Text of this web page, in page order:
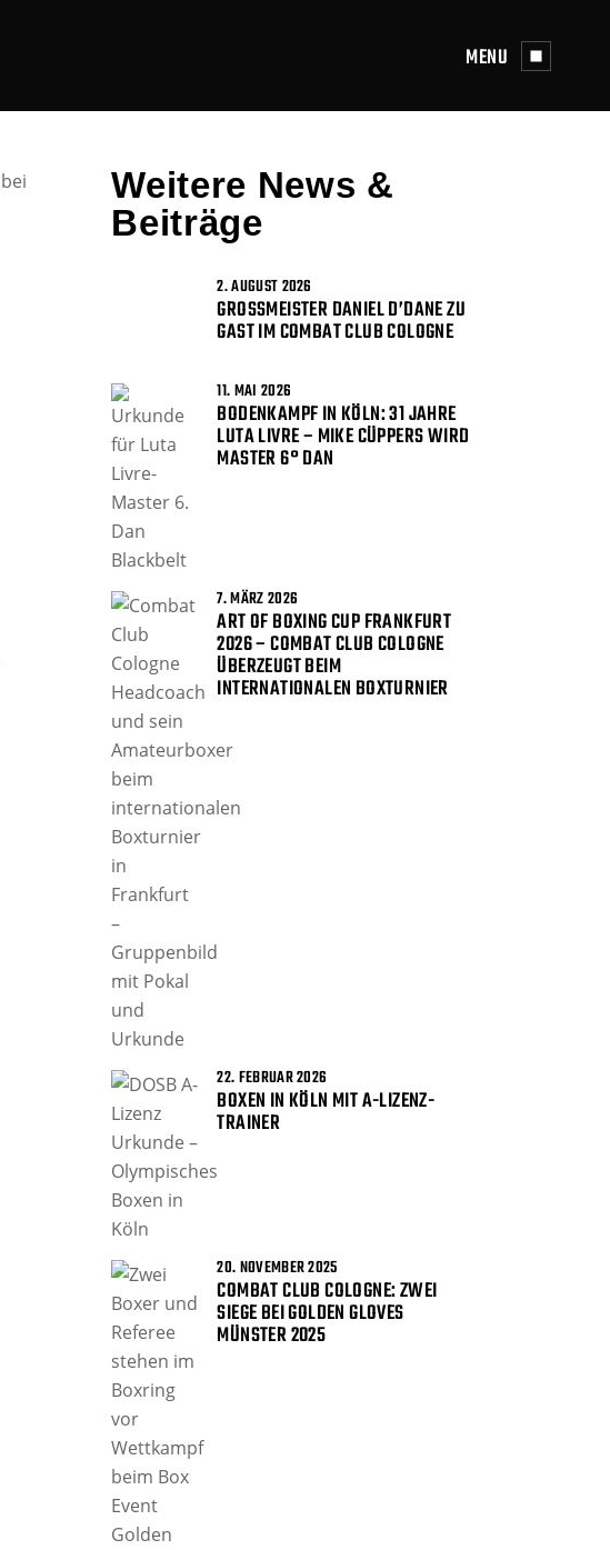
MENU
Weitere News &
Beiträge
2. AUGUST 2026
GROSSMEISTER DANIEL D’DANE ZU G
AST IM COMBAT CLUB COLOGNE
11. MAI 2026
BODENKAMPF IN KÖLN: 31 JAHRE
LUTA LIVRE – MIKE CÜPPERS WIRD
MASTER 6° DAN
7. MÄRZ 2026
ART OF BOXING CUP FRANKFURT
2026 – COMBAT CLUB COLOGNE
ÜBERZEUGT BEIM
INTERNATIONALEN BOXTURNIER
22. FEBRUAR 2026
BOXEN IN KÖLN MIT A-LIZENZ-
TRAINER
20. NOVEMBER 2025
COMBAT CLUB COLOGNE: ZWEI
SIEGE BEI GOLDEN GLOVES
MÜNSTER 2025